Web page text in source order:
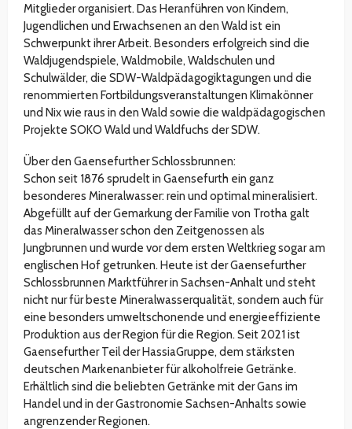
Mitglieder organisiert. Das Heranführen von Kindern,
Jugendlichen und Erwachsenen an den Wald ist ein
Schwerpunkt ihrer Arbeit. Besonders erfolgreich sind die
Waldjugendspiele, Waldmobile, Waldschulen und
Schulwälder, die SDW-Waldpädagogiktagungen und die
renommierten Fortbildungsveranstaltungen Klimakönner
und Nix wie raus in den Wald sowie die waldpädagogischen
Projekte SOKO Wald und Waldfuchs der SDW.
Über den Gaensefurther Schlossbrunnen:
Schon seit 1876 sprudelt in Gaensefurth ein ganz
besonderes Mineralwasser: rein und optimal mineralisiert.
Abgefüllt auf der Gemarkung der Familie von Trotha galt
das Mineralwasser schon den Zeitgenossen als
Jungbrunnen und wurde vor dem ersten Weltkrieg sogar am
englischen Hof getrunken. Heute ist der Gaensefurther
Schlossbrunnen Marktführer in Sachsen-Anhalt und steht
nicht nur für beste Mineralwasserqualität, sondern auch für
eine besonders umweltschonende und energieeffiziente
Produktion aus der Region für die Region. Seit 2021 ist
Gaensefurther Teil der HassiaGruppe, dem stärksten
deutschen Markenanbieter für alkoholfreie Getränke.
Erhältlich sind die beliebten Getränke mit der Gans im
Handel und in der Gastronomie Sachsen-Anhalts sowie
angrenzender Regionen.